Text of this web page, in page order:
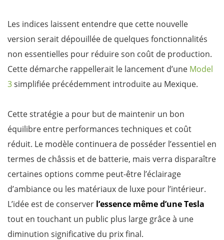
Les indices laissent entendre que cette nouvelle
version serait dépouillée de quelques fonctionnalités
non essentielles pour réduire son coût de production.
Cette démarche rappellerait le lancement d’une Model
3simplifiée précédemment introduite au Mexique.
Cette stratégie a pour but de maintenir un bon
équilibre entre performances techniques et coût
réduit. Le modèle continuera de posséder l’essentiel en
termes de châssis et de batterie, mais verra disparaître
certaines options comme peut-être l’éclairage
d’ambiance ou les matériaux de luxe pour l’intérieur.
L’idée est de conserver l’essence même d’une Tesla
tout en touchant un public plus large grâce à une
diminution significative du prix final.